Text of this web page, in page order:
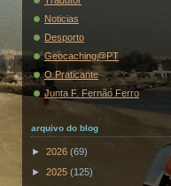
Noticias
Desporto
Geocaching@PT
O Praticante
Junta F. Fernão Ferro
arquivo do blog
► 2026 (69)
► 2025 (125)